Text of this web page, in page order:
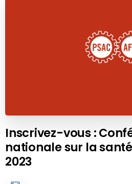
Inscrivez-vous :
nationale sur la
2023